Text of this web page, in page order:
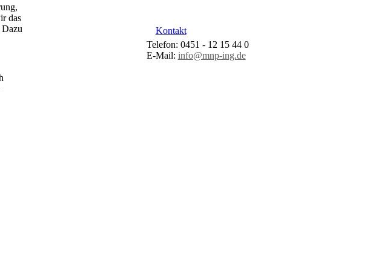
das
Kontakt
Telefon: 0451 - 12 15 44 0
E-Mail: info@mnp-ing.de